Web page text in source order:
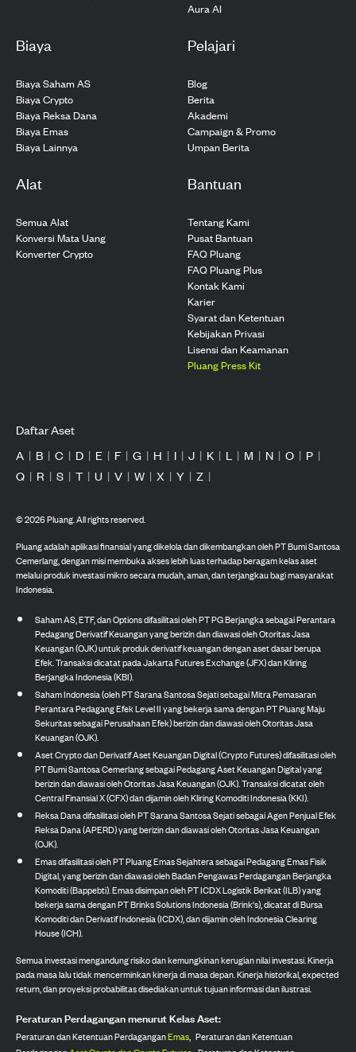
Aura AI
Biaya
Biaya Saham AS
Biaya Crypto
Biaya Reksa Dana
Biaya Emas
Biaya Lainnya
Pelajari
Blog
Berita
Akademi
Campaign & Promo
Umpan Berita
Alat
Semua Alat
Konversi Mata Uang
Konverter Crypto
Bantuan
Tentang Kami
Pusat Bantuan
FAQ Pluang
FAQ Pluang Plus
Kontak Kami
Karier
Syarat dan Ketentuan
Kebijakan Privasi
Lisensi dan Keamanan
Pluang Press Kit
Daftar Aset
A | B | C | D | E | F | G | H | I | J | K | L | M | N | O | P |
Q | R | S | T | U | V | W | X | Y | Z |
©2026Pluang. All rights reserved.
Pluang adalah aplikasi finansial yang dikelola dan dikembangkan oleh PT Bumi Santosa
Cemerlang, dengan misi membuka akses lebih luas terhadap beragam kelas aset
melalui produk investasi mikro secara mudah, aman, dan terjangkau bagi masyarakat
Indonesia.
Saham AS, ETF, dan Options difasilitasi oleh PT PG Berjangka sebagai Perantara
Pedagang Derivatif Keuangan yang berizin dan diawasi oleh Otoritas Jasa
Keuangan (OJK) untuk produk derivatif keuangan dengan aset dasar berupa
Efek. Transaksi dicatat pada Jakarta Futures Exchange (JFX) dan Kliring
Berjangka Indonesia (KBI).
Saham Indonesia (oleh PT Sarana Santosa Sejati sebagai Mitra Pemasaran
Perantara Pedagang Efek Level II yang bekerja sama dengan PT Pluang Maju
Sekuritas sebagai Perusahaan Efek) berizin dan diawasi oleh Otoritas Jasa
Keuangan (OJK).
Aset Crypto dan Derivatif Aset Keuangan Digital (Crypto Futures) difasilitasi oleh
PT Bumi Santosa Cemerlang sebagai Pedagang Aset Keuangan Digital yang
berizin dan diawasi oleh Otoritas Jasa Keuangan (OJK). Transaksi dicatat oleh
Central Finansial X (CFX) dan dijamin oleh Kliring Komoditi Indonesia (KKI).
Reksa Dana difasilitasi oleh PT Sarana Santosa Sejati sebagai Agen Penjual Efek
Reksa Dana (APERD) yang berizin dan diawasi oleh Otoritas Jasa Keuangan
(OJK).
Emas difasilitasi oleh PT Pluang Emas Sejahtera sebagai Pedagang Emas Fisik
Digital, yang berizin dan diawasi oleh Badan Pengawas Perdagangan Berjangka
Komoditi (Bappebti). Emas disimpan oleh PT ICDX Logistik Berikat (ILB) yang
bekerja sama dengan PT Brinks Solutions Indonesia (Brink's), dicatat di Bursa
Komoditi dan Derivatif Indonesia (ICDX), dan dijamin oleh Indonesia Clearing
House (ICH).
Semua investasi mengandung risiko dan kemungkinan kerugian nilai investasi. Kinerja
pada masa lalu tidak mencerminkan kinerja di masa depan. Kinerja historikal, expected
return, dan proyeksi probabilitas disediakan untuk tujuan informasi dan ilustrasi.
Peraturan Perdagangan menurut Kelas Aset:
Peraturan dan Ketentuan PerdaganganEmas, Peraturan dan Ketentuan